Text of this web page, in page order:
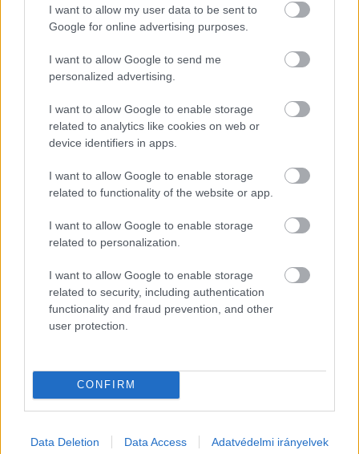
I want to allow my user data to be sent to
Google for online advertising purposes.
I want to allow Google to send me
personalized advertising.
I want to allow Google to enable storage
related to analytics like cookies on web or
device identifiers in apps.
I want to allow Google to enable storage
related to functionality of the website or app.
I want to allow Google to enable storage
related to personalization.
I want to allow Google to enable storage
related to security, including authentication
functionality and fraud prevention, and other
user protection.
CONFIRM
Data Deletion Data Access Adatvédelmi irányelvek
demokratikus kormányzás, sem az új alkotmány
Görög szerint a módosítás nem tekinthető teljes
körű alkotmányreformnak.
A Tisza frakció nevében Császár Martin
képviselő a vita végén virágcsokrot adott a
Csak ezt követően fordultak rá a